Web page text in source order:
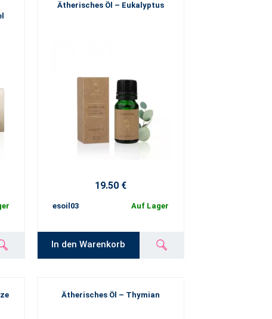
Ätherisches Öl – Eukalyptus
19.50 €
esoil03 Auf Lager
In den Warenkorb
Ätherisches Öl – Thymian